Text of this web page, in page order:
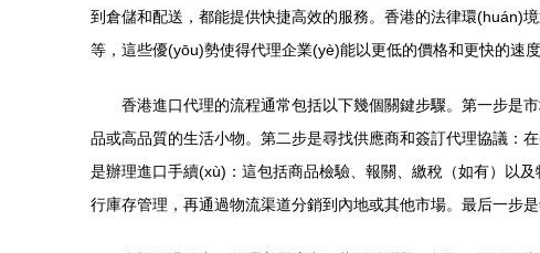
到倉儲和配送，都能提供快捷高效的服務。香港的法律環(huán)
等，這些優(yōu)勢使得代理企業(yè)能以更低的價格和更快的速度
香港進口代理的流程通常包括以下幾個關鍵步驟。第一步是
品或高品質的生活小物。第二步是尋找供應商和簽訂代理協議：
是辦理進口手續(xù)：這包括商品檢驗、報關、繳稅（如有）以
行庫存管理，再通過物流渠道分銷到內地或其他市場。最后一步